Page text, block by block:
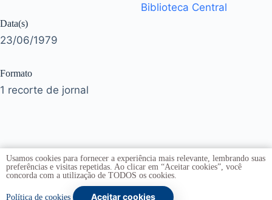
Data(s)
23/06/1979
Formato
1 recorte de jornal
Biblioteca Central
Copyright © 2026 - Universidade de Brasília . Todos os
Usamos cookies para fornecer a experiência mais relevante, lembrando suas
preferências e visitas repetidas. Ao clicar em “Aceitar cookies”, você
concorda com a utilização de TODOS os cookies.
Política de cookies Aceitar cookies